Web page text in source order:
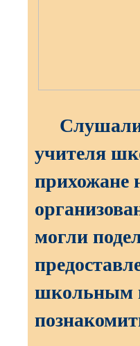
учителя
прихожане
могли
школьным